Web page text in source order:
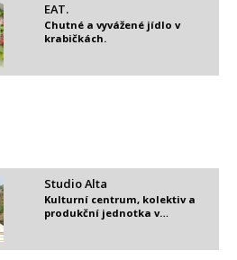
EAT.
Chutné a vyvážené jídlo v
krabičkách.
Studio Alta
Kulturní centrum, kolektiv a
produkční jednotka v…